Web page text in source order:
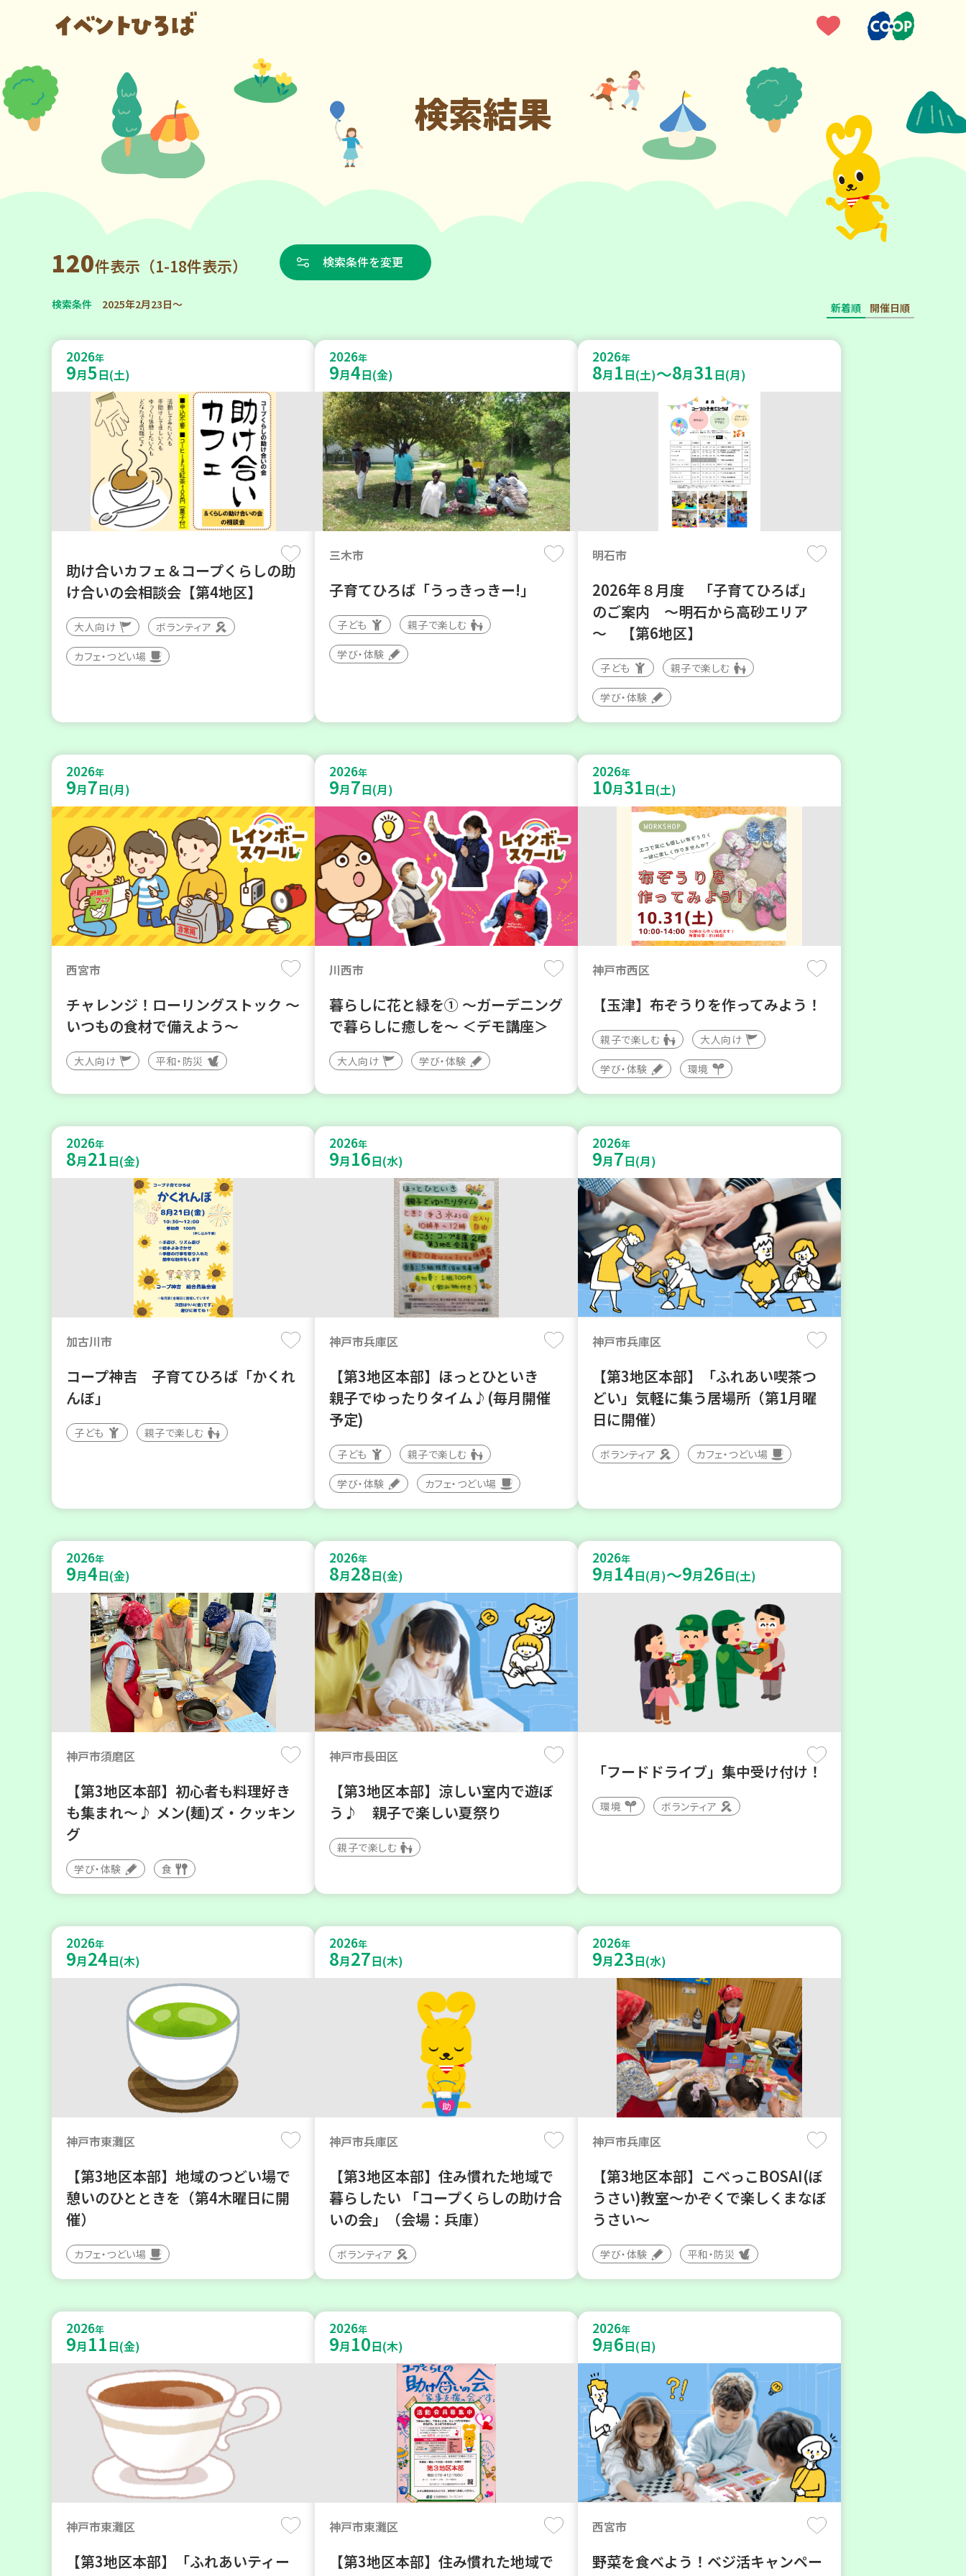
検索結果
120件表示（1-18件表示） 検索条件を変更
検索条件 2025年2月23日～ 新着順 開催日順
2026年
9月5日(土)
助け合いカフェ＆コープくらしの助
け合いの会相談会【第4地区】
大人向け ボランティア
カフェ・つどい場
2026年
9月4日(金)
三木市
子育てひろば「うっきっきー!」
子ども 親子で楽しむ
学び・体験
2026年
8月 1日(土)～8月31日(月)
明石市
2026年８月度 「子育てひろば」
のご案内 ～明石から高砂エリア
～ 【第6地区】
子ども 親子で楽しむ
学び・体験
2026年
9月7日(月)
西宮市
チャレンジ！ローリングストック ～
いつもの食材で備えよう～
大人向け 平和・防災
2026年
9月7日(月)
川西市
暮らしに花と緑を① ～ガーデニング
で暮らしに癒しを～ ＜デモ講座＞
大人向け 学び・体験
2026年
10月31日(土)
神戸市西区
【玉津】布ぞうりを作ってみよう！
親子で楽しむ 大人向け
学び・体験 環境
2026年
8月21日(金)
加古川市
コープ神吉 子育てひろば「かくれ
んぼ」
子ども 親子で楽しむ
2026年
9月 16日(水)
神戸市兵庫区
【第3地区本部】ほっとひといき
親子でゆったりタイム♪(毎月開催
予定)
子ども 親子で楽しむ
学び・体験 カフェ・つどい場
2026年
9月7日(月)
神戸市兵庫区
【第3地区本部】「ふれあい喫茶つ
どい」気軽に集う居場所（第1月曜
日に開催）
ボランティア カフェ・つどい場
2026年
9月4日(金)
神戸市須磨区
【第3地区本部】初心者も料理好き
も集まれ～♪ メン(麺)ズ・クッキン
グ
学び・体験 食
2026年
8月28日(金)
神戸市長田区
【第3地区本部】涼しい室内で遊ぼ
う♪ 親子で楽しい夏祭り
親子で楽しむ
2026年
9月 14日(月)～9月26日(土)
「フードドライブ」集中受け付け！
環境 ボランティア
2026年
9月24日(木)
神戸市東灘区
【第3地区本部】地域のつどい場で
憩いのひとときを（第4木曜日に開
催）
カフェ・つどい場
2026年
8月27日(木)
神戸市兵庫区
【第3地区本部】住み慣れた地域で
暮らしたい 「コープくらしの助け合
いの会」（会場：兵庫）
ボランティア
2026年
9月23日(水)
神戸市兵庫区
【第3地区本部】こべっこBOSAI(ぼ
うさい)教室～かぞくで楽しくまなぼ
うさい～
学び・体験 平和・防災
2026年
9月 11日(金)
神戸市東灘区
【第3地区本部】「ふれあいティー
2026年
9月 10日(木)
神戸市東灘区
【第3地区本部】住み慣れた地域で
2026年
9月6日(日)
西宮市
野菜を食べよう！ベジ活キャンペー